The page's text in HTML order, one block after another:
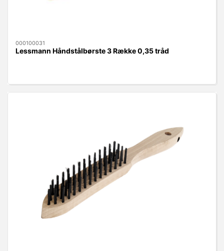
000100031
Lessmann Håndstålbørste 3 Række 0,35 tråd